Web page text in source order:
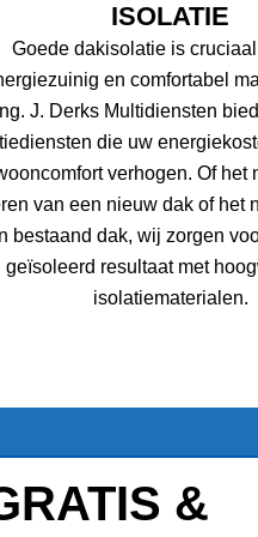
ISOLATIE
Goede dakisolatie is
en comfortabel
J. Derks Multidiensten
die uw
verhogen. Of het
van een nieuw dak of het
bestaand dak, wij zorgen
geïsoleerd resultaat met
isolatiematerialen.
&